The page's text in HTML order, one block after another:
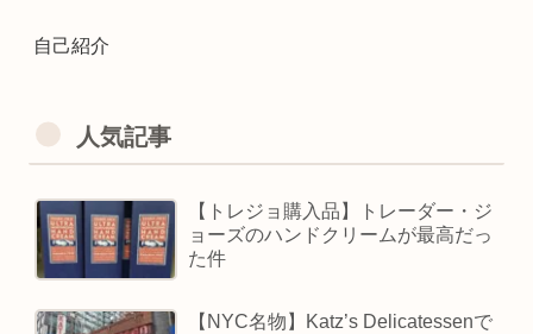
自己紹介
人気記事
【トレジョ購入品】トレーダー・ジ
ョーズのハンドクリームが最高だっ
た件
【NYC名物】Katz’s Delicatessenで